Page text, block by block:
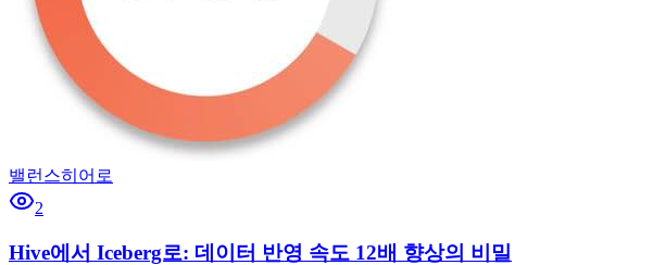
밸런스히어로
2
Hive에서 Iceberg로: 데이터 반영 속도 12배 향상의 비밀